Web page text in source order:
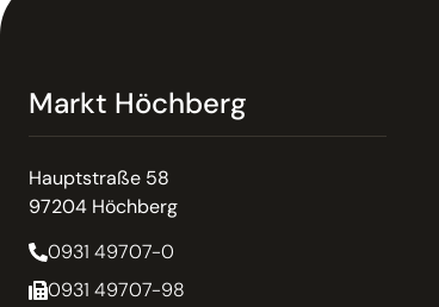
Markt Höchberg
Hauptstraße 58
97204 Höchberg
0931 49707-0
0931 49707-98